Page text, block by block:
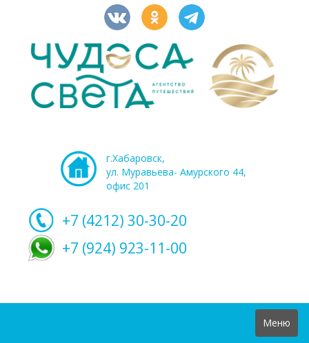
г.Хабаровск,
ул. Муравьева- Амурского 44,
офис 201
+7 (4212) 30-30-20
+7 (924) 923-11-00
Toggle
navigation
Меню